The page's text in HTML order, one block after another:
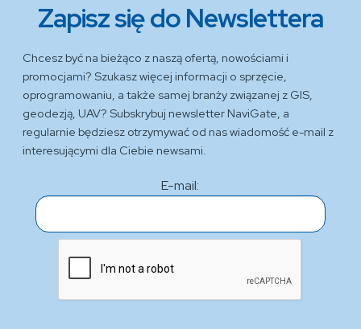
Zapisz się do Newslettera
Chcesz być na bieżąco z naszą ofertą, nowościami i
promocjami? Szukasz więcej informacji o sprzęcie,
oprogramowaniu, a także samej branży związanej z GIS,
geodezją, UAV? Subskrybuj newsletter NaviGate, a
regularnie będziesz otrzymywać od nas wiadomość e-mail z
interesującymi dla Ciebie newsami.
E-mail: